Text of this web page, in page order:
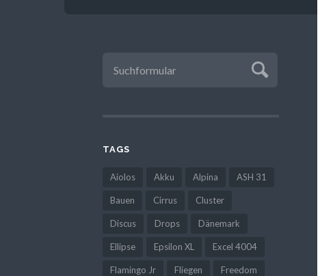
TAGS
Aiolos Akku Alpina ASH 31
Bauen Cirrus Cluster
Discus Drops Dänemark
Ellipse Epsilon XL Excel 4004
Flamingo Jr Fliegen Freedom